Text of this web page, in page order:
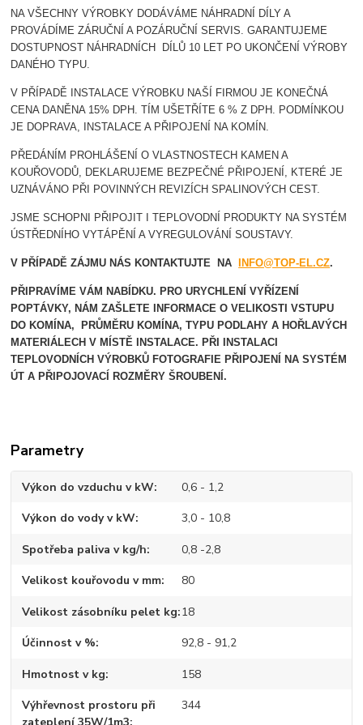
NA VŠECHNY VÝROBKY DODÁVÁME NÁHRADNÍ DÍLY A
PROVÁDÍME ZÁRUČNÍ A POZÁRUČNÍ SERVIS. GARANTUJEME
DOSTUPNOST NÁHRADNÍCH DÍLŮ 10 LET PO UKONČENÍ VÝROBY
DANÉHO TYPU.
V PŘÍPADĚ INSTALACE VÝROBKU NAŠÍ FIRMOU JE KONEČNÁ
CENA DANĚNA 15% DPH. TÍM UŠETŘÍTE 6 % Z DPH. PODMÍNKOU
JE DOPRAVA, INSTALACE A PŘIPOJENÍ NA KOMÍN.
PŘEDÁNÍM PROHLÁŠENÍ O VLASTNOSTECH KAMEN A
KOUŘOVODŮ, DEKLARUJEME BEZPEČNÉ PŘIPOJENÍ, KTERÉ JE
UZNÁVÁNO PŘI POVINNÝCH REVIZÍCH SPALINOVÝCH CEST.
JSME SCHOPNI PŘIPOJIT I TEPLOVODNÍ PRODUKTY NA SYSTÉM
ÚSTŘEDNÍHO VYTÁPĚNÍ A VYREGULOVÁNÍ SOUSTAVY.
V PŘÍPADĚ ZÁJMU NÁS KONTAKTUJTE NA INFO@TOP-EL.CZ.
PŘIPRAVÍME VÁM NABÍDKU. PRO URYCHLENÍ VYŘÍZENÍ
POPTÁVKY, NÁM ZAŠLETE INFORMACE O VELIKOSTI VSTUPU
DO KOMÍNA, PRŮMĚRU KOMÍNA, TYPU PODLAHY A HOŘLAVÝCH
MATERIÁLECH V MÍSTĚ INSTALACE. PŘI INSTALACI
TEPLOVODNÍCH VÝROBKŮ FOTOGRAFIE PŘIPOJENÍ NA SYSTÉM
ÚT A PŘIPOJOVACÍ ROZMĚRY ŠROUBENÍ.
Parametry
Výkon do vzduchu v kW 0,6 - 1,2
Výkon do vody v kW 3,0 - 10,8
Spotřeba paliva v kg/h 0,8 -2,8
Velikost kouřovodu v mm 80
Velikost zásobníku pelet kg 18
Účinnost v % 92,8 - 91,2
Hmotnost v kg 158
Výhřevnost prostoru při
344